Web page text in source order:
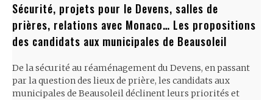
Sécurité, projets pour le Devens, salles de
prières, relations avec Monaco… Les propositions
des candidats aux municipales de Beausoleil
De la sécurité au réaménagement du Devens, en passant
par la question des lieux de prière, les candidats aux
municipales de Beausoleil déclinent leurs priorités et